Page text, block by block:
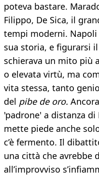
poteva bastare.
Filippo, De Sica, il
tempi moderni.
sua storia, e figurarsi
schierava un mito più
o elevata virtù, ma
vita stessa, tanto
del pibe de oro.
'padrone' a distanza
mette piede anche
c’è fermento. Il
una città che avrebbe
all’improvviso